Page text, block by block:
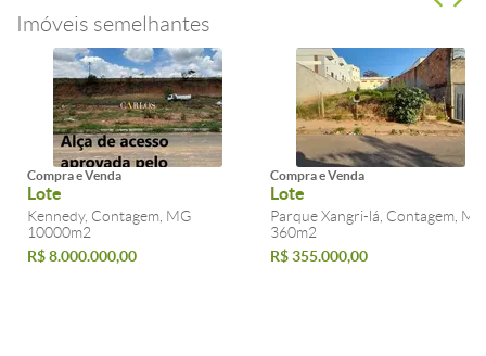
Imóveis semelhantes
Compra e Venda
Lote
Kennedy, Contagem, MG
10000m2
R$ 8.000.000,00
Compra e Venda
Lote
Parque Xangri-lá, Contagem, MG
360m2
R$ 355.000,00